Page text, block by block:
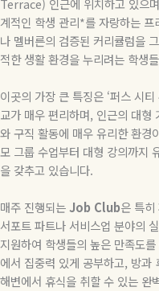
계적인 학생 관리*를 자랑하는 프
나 멜버른의 검증된 커리큘럼을
적한 생활 환경을 누리려는 학생
이곳의 가장 큰 특징은 ‘퍼스 시티
교가 매우 편리하며, 인근의 대형
와 구직 활동에 매우 유리한 환경
모 그룹 수업부터 대형 강의까지
을 갖추고 있습니다.
매주 진행되는Job Club은 특히
서포트 파트나 서비스업 분야의
지원하여 학생들의 높은 만족도
에서 집중력 있게 공부하고, 방과
해변에서 휴식을 취할 수 있는 완